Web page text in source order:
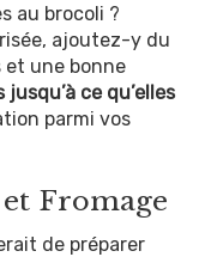
au brocoli ?
ajoutez-y du
une bonne
jusqu’à ce qu’elles
parmi vos
Fromage
de préparer